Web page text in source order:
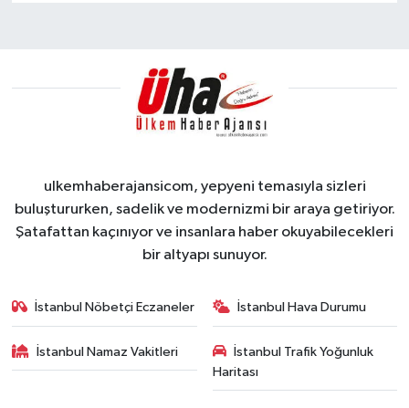
ulkemhaberajansicom, yepyeni temasıyla sizleri
buluştururken, sadelik ve modernizmi bir araya getiriyor.
Şatafattan kaçınıyor ve insanlara haber okuyabilecekleri
bir altyapı sunuyor.
İstanbul Nöbetçi Eczaneler İstanbul Hava Durumu
İstanbul Namaz Vakitleri
İstanbul Trafik Yoğunluk
Haritası